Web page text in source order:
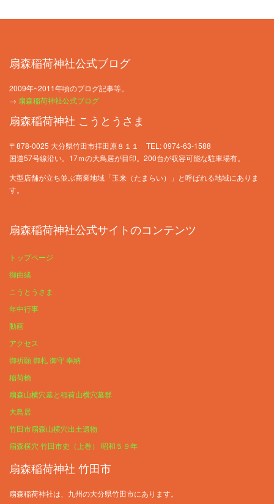
扇森稲荷神社公式ブログ
2009年~2011年頃のブログ記事等。
→ 扇森稲荷神社公式ブログ
扇森稲荷神社 こうとうさま
〒878-0025 大分県竹田市拝田原８１１ TEL: 0974-63-1588
国道57号線沿い。17ｍの大鳥居が目印。200台が収容可能な駐車場有。
大型店舗が立ち並ぶ商業地域「玉来（たまらい）」と呼ばれる地域にありま
す。
扇森稲荷神社公式サイトのコンテンツ
トップページ
御由緒
こうとうさま
年中行事
動画
アクセス
御祈願 御札 御守 奉納
稲荷橋
扇森山横穴墓と稲荷山横穴墓群
大鳥居
竹田市扇森山横穴出土遺物
扇森横穴 竹田市史（上巻） 昭和５９年
扇森稲荷神社 竹田市
扇森稲荷神社は、九州の大分県竹田市にあります。